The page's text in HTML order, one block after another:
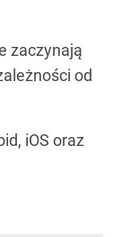
zaczynają
od
iOS oraz